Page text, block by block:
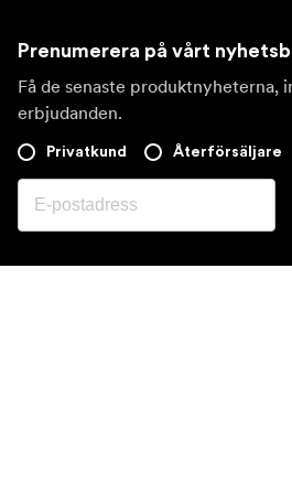
Prenumerera på vårt
Få de senaste produktnyheterna,
erbjudanden.
Privatkund Återförsäljare